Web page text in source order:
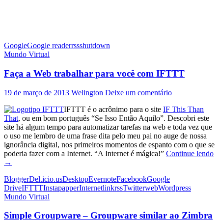
GoogleGoogle readerrssshutdown
Mundo Virtual
Faça a Web trabalhar para você com IFTTT
19 de março de 2013 Welington Deixe um comentário
IFTTT é o acrônimo para o site IF This Than
That, ou em bom português “Se Isso Então Aquilo”. Descobri este
site há algum tempo para automatizar tarefas na web e toda vez que
o uso me lembro de uma frase dita pelo meu pai no auge de nossa
ignorância digital, nos primeiros momentos de espanto com o que se
poderia fazer com a Internet. “A Internet é mágica!” Continue lendo
→
BloggerDel.icio.usDesktopEvernoteFacebookGoogle
DriveIFTTTInstapapperInternetlinkrssTwitterwebWordpress
Mundo Virtual
Simple Groupware – Groupware similar ao Zimbra